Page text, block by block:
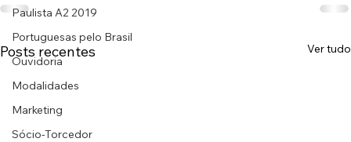
Paulista A2 2019
Portuguesas pelo Brasil
Ouvidoria
Modalidades
Marketing
Sócio-Torcedor
Posts recentes Ver tudo